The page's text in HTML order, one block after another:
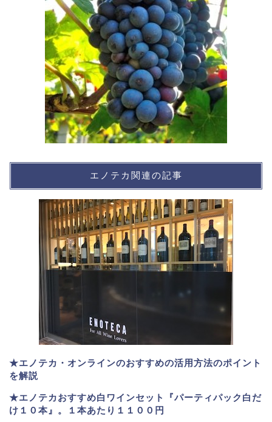
エノテカ関連の記事
★エノテカ・オンラインのおすすめの活用方法のポイント
を解説
★エノテカおすすめ白ワインセット『パーティパック白だ
け１０本』。１本あたり１１００円